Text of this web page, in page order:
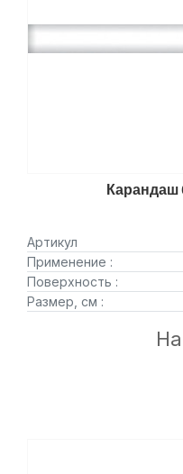
Артикул
Применение :
Поверхность :
Размер, см :